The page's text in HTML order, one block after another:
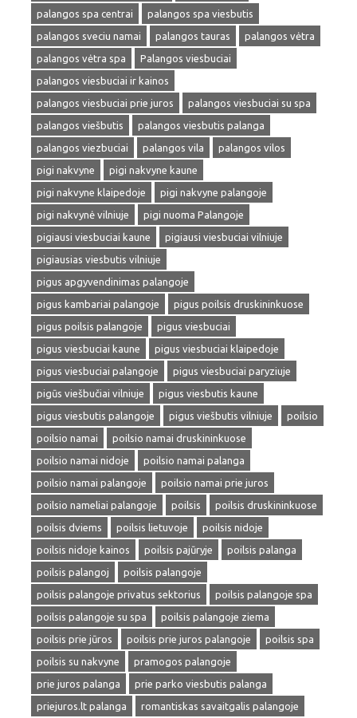
palangos spa centrai
palangos spa viesbutis
palangos sveciu namai
palangos tauras
palangos vėtra
palangos vėtra spa
Palangos viesbuciai
palangos viesbuciai ir kainos
palangos viesbuciai prie juros
palangos viesbuciai su spa
palangos viešbutis
palangos viesbutis palanga
palangos viezbuciai
palangos vila
palangos vilos
pigi nakvyne
pigi nakvyne kaune
pigi nakvyne klaipedoje
pigi nakvyne palangoje
pigi nakvynė vilniuje
pigi nuoma Palangoje
pigiausi viesbuciai kaune
pigiausi viesbuciai vilniuje
pigiausias viesbutis vilniuje
pigus apgyvendinimas palangoje
pigus kambariai palangoje
pigus poilsis druskininkuose
pigus poilsis palangoje
pigus viesbuciai
pigus viesbuciai kaune
pigus viesbuciai klaipedoje
pigus viesbuciai palangoje
pigus viesbuciai paryziuje
pigūs viešbučiai vilniuje
pigus viesbutis kaune
pigus viesbutis palangoje
pigus viešbutis vilniuje
poilsio
poilsio namai
poilsio namai druskininkuose
poilsio namai nidoje
poilsio namai palanga
poilsio namai palangoje
poilsio namai prie juros
poilsio nameliai palangoje
poilsis
poilsis druskininkuose
poilsis dviems
poilsis lietuvoje
poilsis nidoje
poilsis nidoje kainos
poilsis pajūryje
poilsis palanga
poilsis palangoj
poilsis palangoje
poilsis palangoje privatus sektorius
poilsis palangoje spa
poilsis palangoje su spa
poilsis palangoje ziema
poilsis prie jūros
poilsis prie juros palangoje
poilsis spa
poilsis su nakvyne
pramogos palangoje
prie juros palanga
prie parko viesbutis palanga
priejuros.lt palanga
romantiskas savaitgalis palangoje